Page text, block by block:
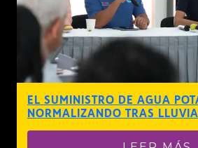
EL SUMINISTRO DE AGUA
NORMALIZANDO TRAS